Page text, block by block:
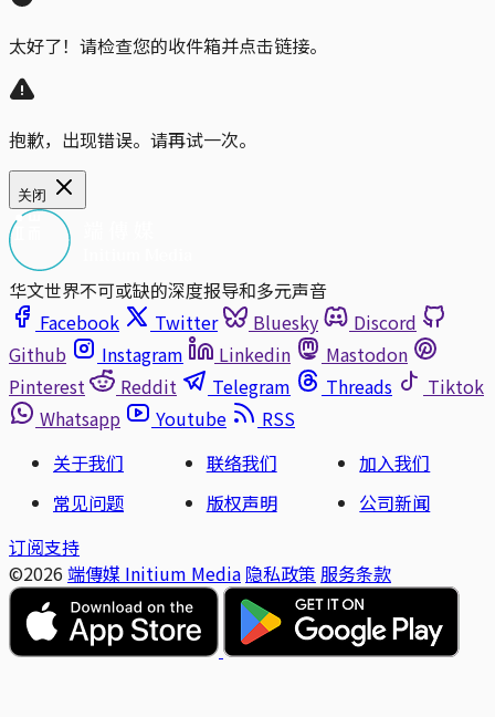
太好了！请检查您的收件箱并点击链接。
抱歉，出现错误。请再试一次。
关闭
华文世界不可或缺的深度报导和多元声音
Facebook
Twitter Bluesky
Discord
Github
Instagram Linkedin
Mastodon
Pinterest
Reddit Telegram Threads
Tiktok
Whatsapp
Youtube
RSS
关于我们
联络我们
加入我们
常见问题
版权声明
公司新闻
订阅支持
©2026 端傳媒 Initium Media 隐私政策 服务条款